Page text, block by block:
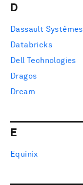
D
Dassault Systèmes
Databricks
Dell Technologies
Dragos
Dream
E
Equinix